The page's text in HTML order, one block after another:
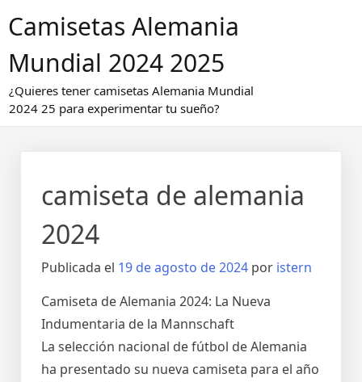
alCamisetas Alemania
Mundial 2024 2025
¿Quieres tener camisetas Alemania Mundial
2024 25 para experimentar tu sueño?
camiseta de alemania
2024
Publicada el 19 de agosto de 2024 por istern
Camiseta de Alemania 2024: La Nueva
Indumentaria de la Mannschaft
La selección nacional de fútbol de Alemania
ha presentado su nueva camiseta para el año